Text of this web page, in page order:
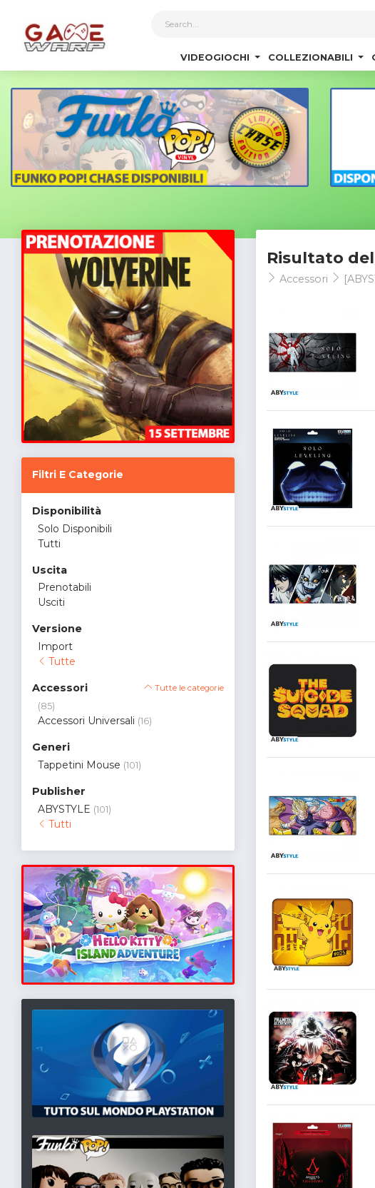
VIDEOGIOCHI COLLEZIONABILI
Filtri E Categorie
Disponibilità
Solo Disponibili
Tutti
Uscita
Prenotabili
Usciti
Versione
Import
Tutte
Accessori Tutte le categorie
(85)
Accessori Universali (16)
Generi
Tappetini Mouse (101)
Publisher
ABYSTYLE (101)
Tutti
Risultato
Accessori